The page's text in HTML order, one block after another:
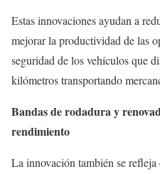
Estas innovaciones ayudan a
mejorar la productividad de las
seguridad de los vehículos que
kilómetros transportando
Bandas de rodadura y
rendimiento
La innovación también se